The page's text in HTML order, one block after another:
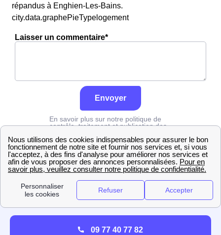
répandus à Enghien-Les-Bains.
city.data.graphePieTypelogement
Laisser un commentaire*
Envoyer
En savoir plus sur notre politique de
contrôle, traitement et publication des
Edf Val-d'Oise Enghien-Les-Bains
09 77 40 77 82